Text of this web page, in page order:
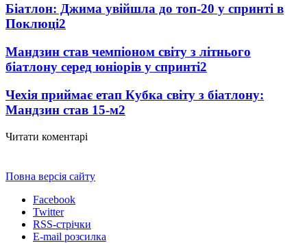
Біатлон: Джима увійшла до топ-20 у спринті в
Поклюці2
Мандзин став чемпіоном світу з літнього
біатлону серед юніорів у спринті2
Чехія приймає етап Кубка світу з біатлону:
Мандзин став 15-м2
Читати коментарі
Повна версія сайту
Facebook
Twitter
RSS-стрічки
E-mail розсилка